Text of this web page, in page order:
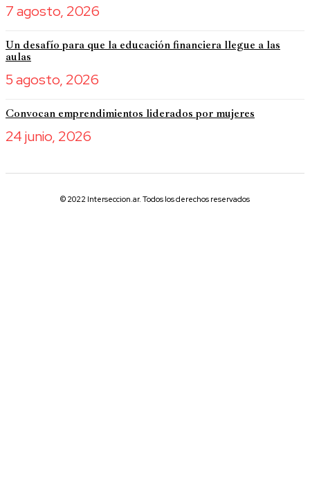
7 agosto, 2026
Un desafío para que la educación financiera llegue a las
aulas
5 agosto, 2026
Convocan emprendimientos liderados por mujeres
24 junio, 2026
© 2022 Interseccion.ar. Todos los derechos reservados